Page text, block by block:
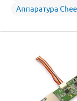
Аппаратура